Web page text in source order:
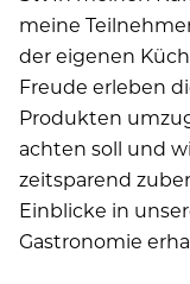
meine
der eigenen
Freude erleben
Produkten
achten soll und
zeitsparend
Einblicke in
Gastronomie